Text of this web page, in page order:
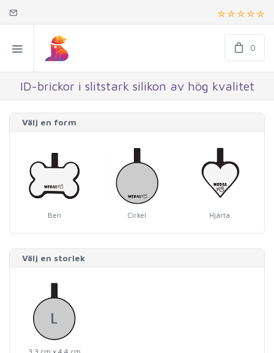
0
ID-brickor i slitstark silikon av hög kvalitet
Välj en form
Ben Cirkel Hjärta
Välj en storlek
3.3 cm x 4.4 cm